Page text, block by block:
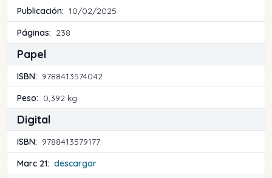
Publicación: 10/02/2025
Páginas: 238
Papel
ISBN: 9788413574042
Peso: 0,392 kg
Digital
ISBN: 9788413579177
Marc 21: descargar